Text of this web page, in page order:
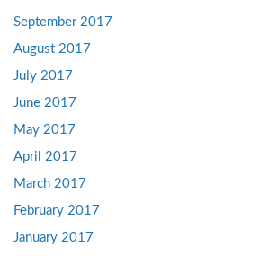
September 2017
August 2017
July 2017
June 2017
May 2017
April 2017
March 2017
February 2017
January 2017